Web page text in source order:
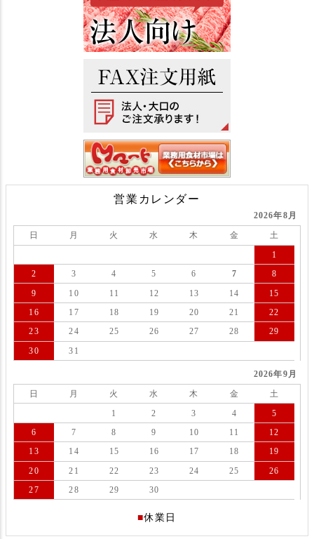
営業カレンダー
2026年8月
日 月 火 水 木 金
土
1
2
3 4 5 6 7
8
9
10 11 12 13 14
15
16
17 18 19 20 21
22
23
24 25 26 27 28
29
30
31
2026年9月
日 月 火 水 木 金
土
1
2 3 4
5
6
7 8 9 10 11
12
13
14 15 16 17 18
19
20
21 22 23 24 25
26
27
28 29 30
■休業日